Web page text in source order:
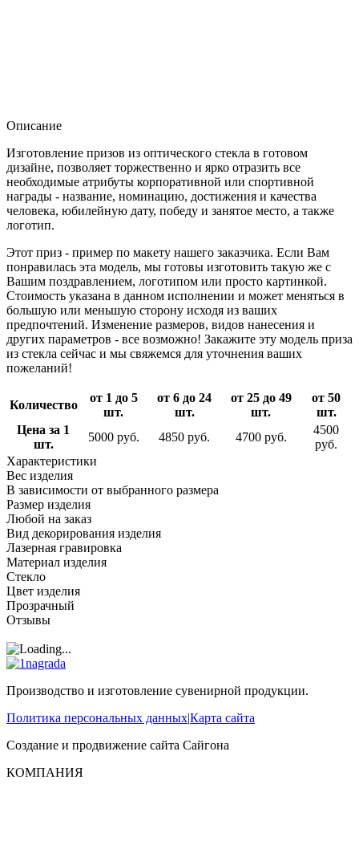
Описание
Изготовление призов из оптического стекла в готовом
дизайне, позволяет торжественно и ярко отразить все
необходимые атрибуты корпоративной или спортивной
награды - название, номинацию, достижения и качества
человека, юбилейную дату, победу и занятое место, а также
логотип.
Этот приз - пример по макету нашего заказчика. Если Вам
понравилась эта модель, мы готовы изготовить такую же с
Вашим поздравлением, логотипом или просто картинкой.
Стоимость указана в данном исполнении и может меняться в
большую или меньшую сторону исходя из ваших
предпочтений. Изменение размеров, видов нанесения и
других параметров - все возможно! Закажите эту модель приза
из стекла сейчас и мы свяжемся для уточнения ваших
пожеланий!
Количество
от 1 до 5
шт.
от 6 до 24
шт.
от 25 до 49
шт.
от 50
шт.
Цена за 1
шт.
5000 руб. 4850 руб. 4700 руб.
4500
руб.
Характеристики
Вес изделия
В зависимости от выбранного размера
Размер изделия
Любой на заказ
Вид декорирования изделия
Лазерная гравировка
Материал изделия
Стекло
Цвет изделия
Прозрачный
Отзывы
Производство и изготовление сувенирной продукции.
Политика персональных данных|Карта сайта
Создание и продвижение сайта Сайгона
КОМПАНИЯ